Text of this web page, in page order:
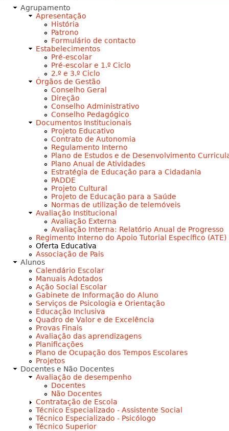
Agrupamento
Apresentação
História
Patrono
Formulário de contacto
Estabelecimentos
Pré-escolar
Pré-escolar e 1.º Ciclo
2.º e 3.º Ciclo
Órgãos de Gestão
Conselho Geral
Direção
Conselho Administrativo
Conselho Pedagógico
Documentos Institucionais
Projeto Educativo
Contrato de Autonomia
Regulamento Interno
Plano de Estudos e de Desenvolvimento
Plano Anual de Atividades
Estratégia de Educação para a Cidadania
PADDE
Projeto Cultural
Projeto de Educação para a Saúde
Normas de utilização de telemóveis
Avaliação Institucional
Avaliação Externa
Avaliação Interna: Relatório Anual de Progresso
Regimento Interno do Apoio Tutorial Específico (ATE)
Oferta Educativa
Associação de Pais
Alunos
Calendário Escolar
Manuais Adotados
Ação Social Escolar
Gabinete de Informação do Aluno
Serviços de Psicologia e Orientação
Educação Inclusiva
Quadro de Valor e de Excelência
Provas Finais
Avaliação das aprendizagens
Planificações
Plano de Ocupação dos Tempos Escolares
Projetos
Docentes e Não Docentes
Avaliação de desempenho
Docentes
Não Docentes
Contratação de Escola
Técnico Especializado - Assistente Social
Técnico Especializado - Psicólogo
Técnico Superior